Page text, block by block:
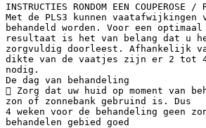
INSTRUCTIES RONDOM EEN COUPEROSE /
Met de PLS3 kunnen vaatafwijkingen
behandeld worden. Voor een optimaal
resultaat is het van belang dat u
zorgvuldig doorleest. Afhankelijk
dikte van de vaatjes zijn er 2 tot 4
nodig.
De dag van behandeling
 Zorg dat uw huid op moment van
zon of zonnebank gebruind is. Dus
4 weken voor de behandeling geen
behandelen gebied goed